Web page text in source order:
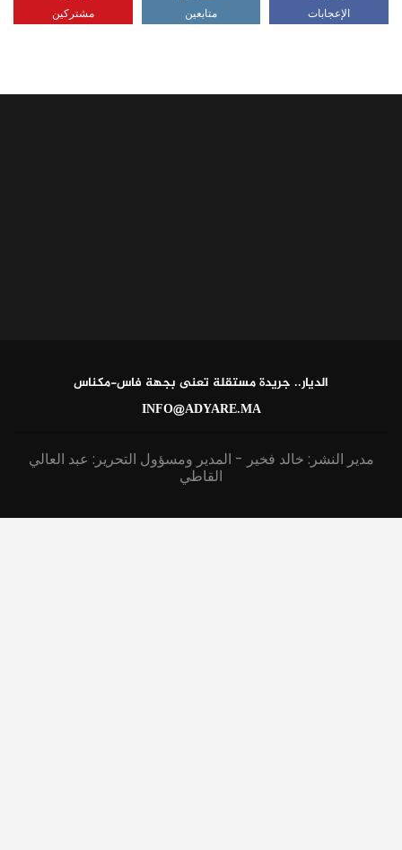
الإعجابات متابعين مشتركين
الديار.. جريدة مستقلة تعنى بجهة فاس-مكناس
INFO@ADYARE.MA
مدير النشر: خالد فخير - المدير ومسؤول التحرير: عبد العالي
القاطي